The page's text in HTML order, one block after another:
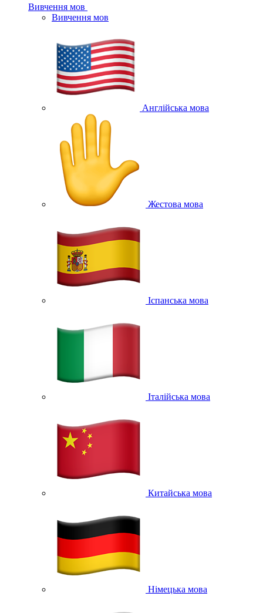
Вивчення мов
Вивчення мов
Англійська мова
Жестова мова
Іспанська мова
Італійська мова
Китайська мова
Німецька мова